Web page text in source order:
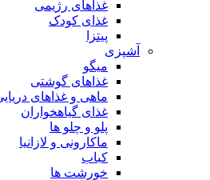
غذاهای رژیمی
غذای کودک
پیتزا
آشپزی
میگو
غذاهای گوشتی
ماهی و غذاهای دریایی
غذای گیاهخواران
پلو و چلو ها
ماکارونی و لازانیا
کباب
خورشت ها